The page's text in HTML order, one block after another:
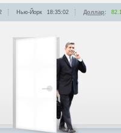
Нью-Йорк 18:35:02 Доллар: